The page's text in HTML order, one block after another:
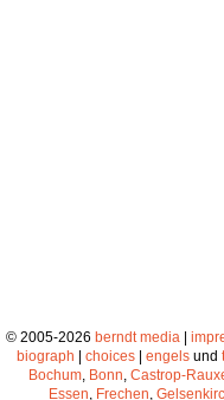
© 2005-2026 berndt media|
biograph
choices engels und
Bochum, Bonn, Castrop-
Essen, Frechen,